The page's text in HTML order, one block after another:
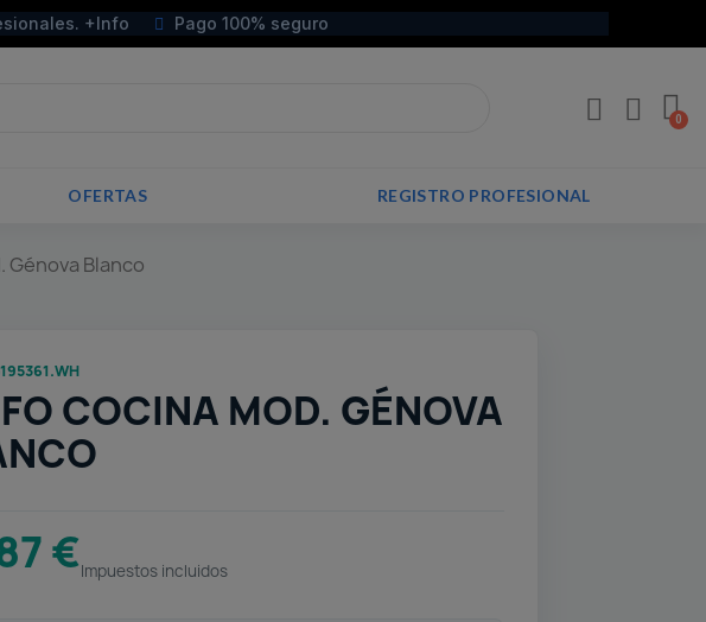
+Info Pago 100% seguro
OFERTAS REGISTRO PROFESIONAL
Génova Blanco
COCINA MOD. GÉNOVA
€Impuestos incluidos